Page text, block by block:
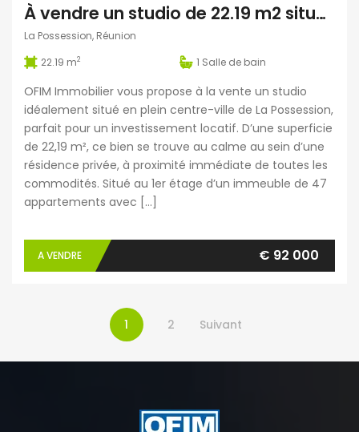
À vendre un studio de 22.19 m2 situé en plein centre-ville de La Possession
La Possession, Réunion
22.19 m2 1 Salle de bain
OFIM Immobilier vous propose à la vente un studio
idéalement situé en plein centre-ville de La Possession,
parfait pour un investissement locatif. D’une superficie
de 22,19 m², ce bien se trouve au calme au sein d’une
résidence privée, à proximité immédiate de toutes les
commodités. Situé au 1er étage d’un immeuble de 47
appartements avec […]
A VENDRE € 92 000
1 2 Suivant